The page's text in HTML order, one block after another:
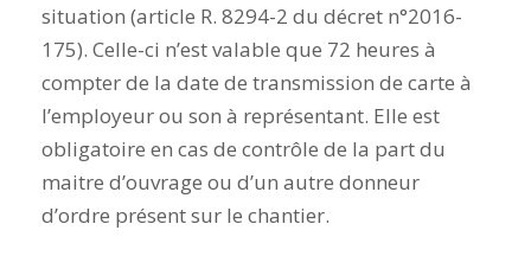
situation (article R. 8294-2 du décret n°2016-
175). Celle-ci n’est valable que 72 heures à
compter de la date de transmission de carte à
l’employeur ou son à représentant. Elle est
obligatoire en cas de contrôle de la part du
maitre d’ouvrage ou d’un autre donneur
d’ordre présent sur le chantier.